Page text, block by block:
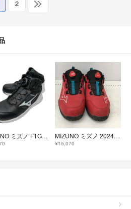
2
MIZUNO ミズノ F1GA220309 未使用品 本体のみ 26.5 F1GA220309 MIZUNO ミズノ 2024年 限定 安全靴 26cm F1GA240262 レッド
¥15,070